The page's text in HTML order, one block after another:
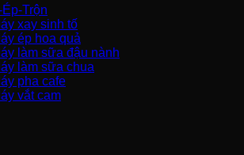
Trộn
xay sinh tố
ép hoa quả
làm sữa đậu nành
làm sữa chua
pha cafe
vắt cam